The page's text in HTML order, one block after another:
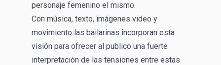
personaje femenino el mismo.
Con música, texto, imágenes video y
movimiento las bailarinas incorporan esta
visión para ofrecer al publico una fuerte
interpretación de las tensiones entre estas